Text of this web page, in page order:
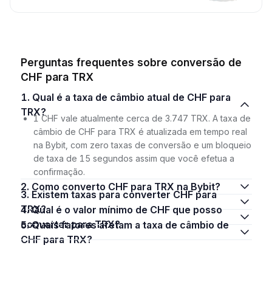
Perguntas frequentes sobre conversão de
CHF para TRX
1. Qual é a taxa de câmbio atual de CHF para
TRX?
1 CHF vale atualmente cerca de 3.747 TRX. A taxa de
câmbio de CHF para TRX é atualizada em tempo real
na Bybit, com zero taxas de conversão e um bloqueio
de taxa de 15 segundos assim que você efetua a
confirmação.
2. Como converto CHF para TRX na Bybit?
3. Existem taxas para converter CHF para
TRX?
4. Qual é o valor mínimo de CHF que posso
converter para TRX?
5. Quais fatores afetam a taxa de câmbio de
CHF para TRX?